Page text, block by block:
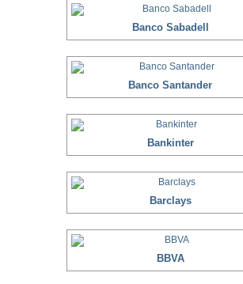
Banco Sabadell
Banco Santander
Bankinter
Barclays
BBVA